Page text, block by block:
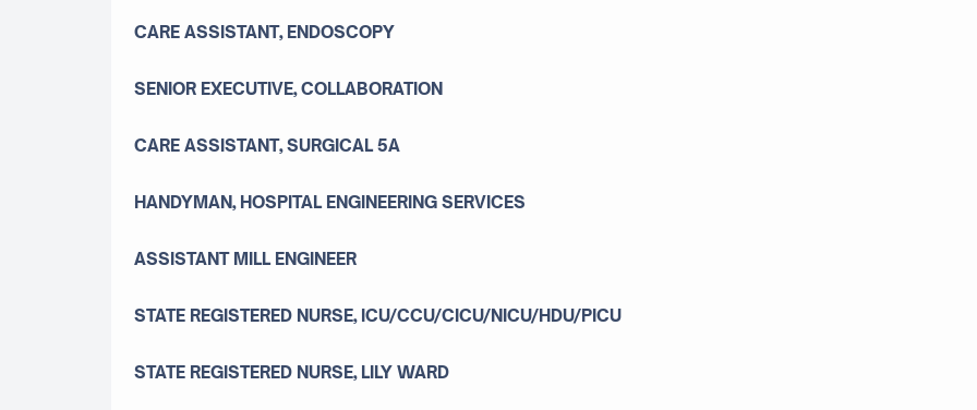
CARE ASSISTANT, ENDOSCOPY
SENIOR EXECUTIVE, COLLABORATION
CARE ASSISTANT, SURGICAL 5A
HANDYMAN, HOSPITAL ENGINEERING SERVICES
ASSISTANT MILL ENGINEER
STATE REGISTERED NURSE, ICU/CCU/CICU/NICU/HDU/PICU
STATE REGISTERED NURSE, LILY WARD